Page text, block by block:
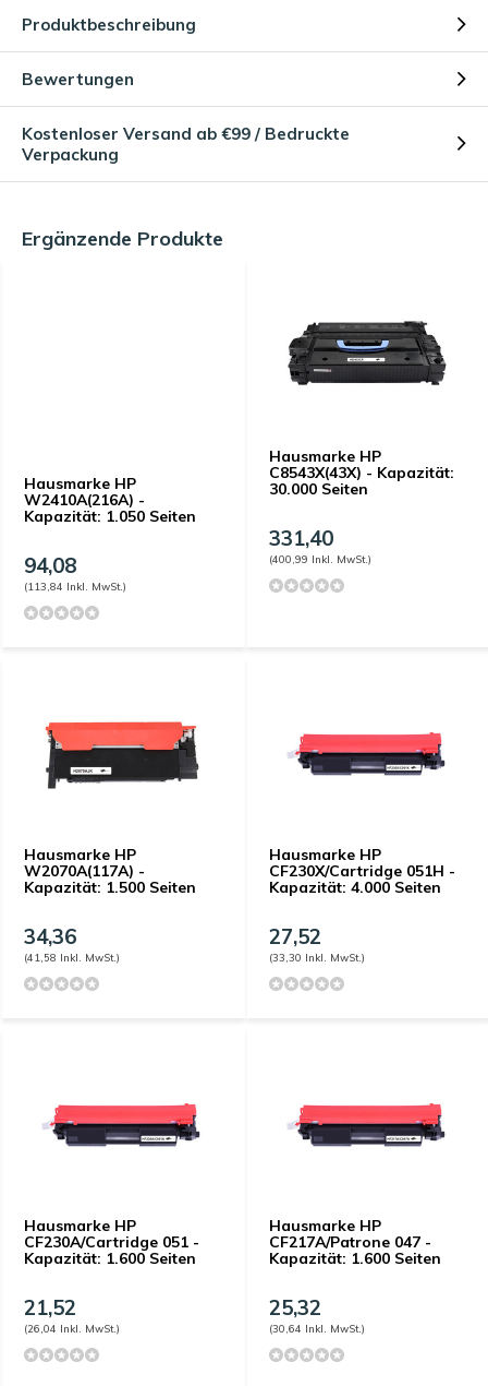
Produktbeschreibung
Bewertungen
Kostenloser Versand ab €99 / Bedruckte
Verpackung
Ergänzende Produkte
Hausmarke HP
W2410A(216A) -
Kapazität: 1.050 Seiten
94,08
(113,84 Inkl. MwSt.)
Hausmarke HP
C8543X(43X) - Kapazität:
30.000 Seiten
331,40
(400,99 Inkl. MwSt.)
Hausmarke HP
W2070A(117A) -
Kapazität: 1.500 Seiten
34,36
(41,58 Inkl. MwSt.)
Hausmarke HP
CF230X/Cartridge 051H -
Kapazität: 4.000 Seiten
27,52
(33,30 Inkl. MwSt.)
Hausmarke HP
CF230A/Cartridge 051 -
Kapazität: 1.600 Seiten
21,52
(26,04 Inkl. MwSt.)
Hausmarke HP
CF217A/Patrone 047 -
Kapazität: 1.600 Seiten
25,32
(30,64 Inkl. MwSt.)